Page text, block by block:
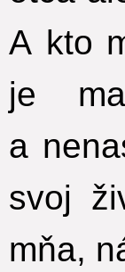
A kto
je
a
svoj
mňa,